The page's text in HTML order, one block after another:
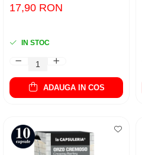
17,90 RON
IN STOC
ADAUGA IN COS